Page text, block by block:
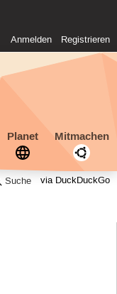
Anmelden Registrieren
Planet Mitmachen
via DuckDuckGo